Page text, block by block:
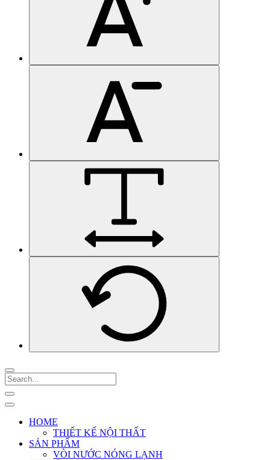
HOME
THIẾT KẾ NỘI THẤT
SẢN PHẨM
VÒI NƯỚC NÓNG LẠNH